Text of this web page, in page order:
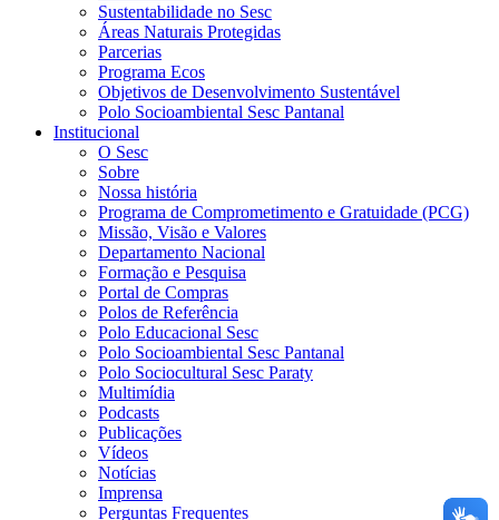
Sustentabilidade no Sesc
Áreas Naturais Protegidas
Parcerias
Programa Ecos
Objetivos de Desenvolvimento Sustentável
Polo Socioambiental Sesc Pantanal
Institucional
O Sesc
Sobre
Nossa história
Programa de Comprometimento e Gratuidade (PCG)
Missão, Visão e Valores
Departamento Nacional
Formação e Pesquisa
Portal de Compras
Polos de Referência
Polo Educacional Sesc
Polo Socioambiental Sesc Pantanal
Polo Sociocultural Sesc Paraty
Multimídia
Podcasts
Publicações
Vídeos
Notícias
Imprensa
Perguntas Frequentes